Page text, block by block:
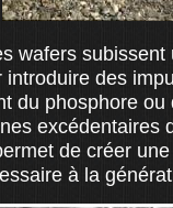
wafers subissent
introduire des
du phosphore ou
excédentaires
de créer
à la